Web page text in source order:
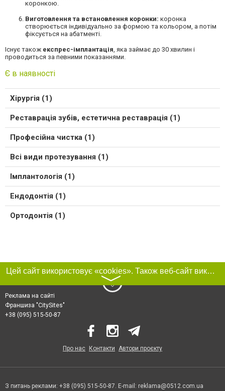
коронкою.
Виготовлення та встановлення коронки: коронка
створюється індивідуально за формою та кольором, а потім
фіксується на абатменті.
Існує також експрес-імплантація, яка займає до 30 хвилин і
проводиться за певними показаннями.
Є в наявності
Хірургія (1)
Реставрація зубів, естетична реставрація (1)
Професійна чистка (1)
Всі види протезування (1)
Імплантологія (1)
Ендодонтія (1)
Ортодонтія (1)
Цей сайт використовує «cookies». Також веб-сайт використовує інтернет-сервіс для збору технічних даних стосовно відвідувачів з метою отримання маркетингової та статистичної інформації. Умови обробки даних відвідувачів сайту див.
〉
Реклама на сайті
Франшиза "CitySites"
+38 (095) 515-50-87
Про нас Контакти Автори проєкту
З питань реклами: +38 (095) 515-50-87. E-mail: reklama@0512.com.ua